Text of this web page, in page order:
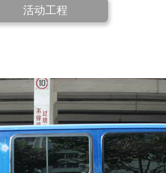
活动工程